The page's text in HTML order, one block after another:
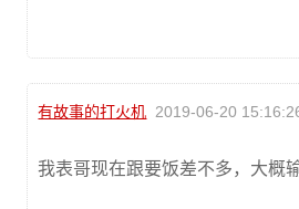
有故事的打火机 2019-06-20
我表哥现在跟要饭差不多，大概